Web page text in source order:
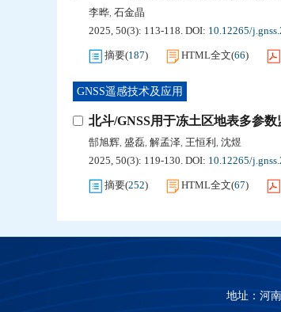
李晔, 石金晶
2025, 50(3): 113-118. DOI: 10.12265/
摘要(187) HTML全文(66)
GNSS遥感技术及应用
北斗/GNSS用于冻土区地表多参数
郜旭辉, 盛磊, 解孟泽, 王恒利 , 沈煜
2025, 50(3): 119-130. DOI: 10.12265/
摘要(252) HTML全文(67)
地址：河